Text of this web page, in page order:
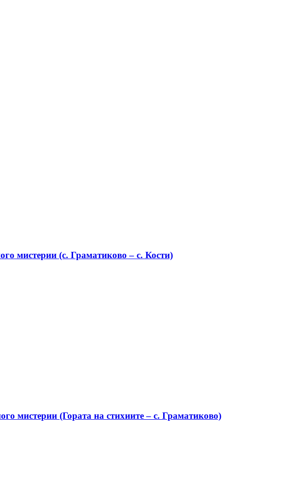
мистерии (с. Граматиково – с. Кости)
мистерии (Гората на стихиите – с. Граматиково)